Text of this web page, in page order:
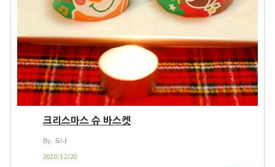
크리스마스 슈 바스켓
By. 도나
2010/12/20